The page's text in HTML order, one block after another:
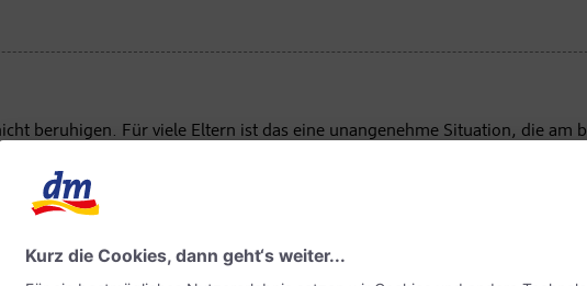
beruhigen. Für viele Eltern ist das eine unangenehme Situation, die am
Ansatz. „Es geht nicht darum, Gefühle ,wegzumachen', und es ist auch
immer glücklich sind. Es geht vielmehr darum, dass sie sichere
erklärt die Familienberaterin und Buchautorin Kiran Deuretzbacher.
Entwicklung und ist eng mit dem der Eltern verbunden. Sie können ihre
mit Emotionen für Eltern greifbar zu machen, stellt die